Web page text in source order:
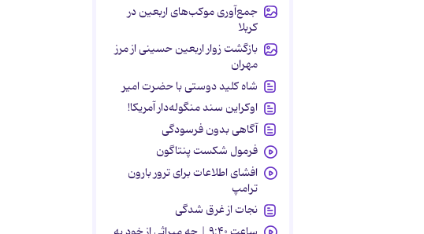
جمع‌آوری موکب‌های اربعین در
کربلا
بازگشت زوار اربعین حسینی از مرز
مهران
شاه کلید دوستی با حضرت امیر
اوکراین سند منگوله‌دار آمریکا!
آگاهی بدون فرسودگی
فرمول شکست پنتاگون
افشای اطلاعات برای ترور بارون
ترامپ
نجات از غرق شدگی